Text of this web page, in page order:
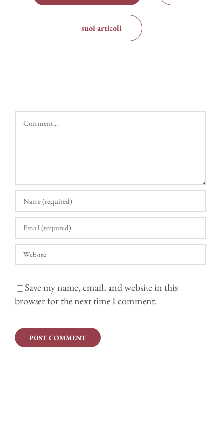
suoi articoli
Comment
Save my name, email, and website in this
browser for the next time I comment.